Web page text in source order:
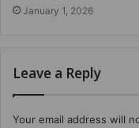
January 1, 2026
Leave a Reply
Your email address will